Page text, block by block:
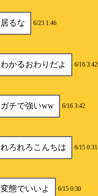
居るな 6/23 1:46
わかるおわりだよ 6/16 3:42
ガチで強いww 6/16 3:42
れろれろこんちは 6/15 0:31
変態でいいよ 6/15 0:30